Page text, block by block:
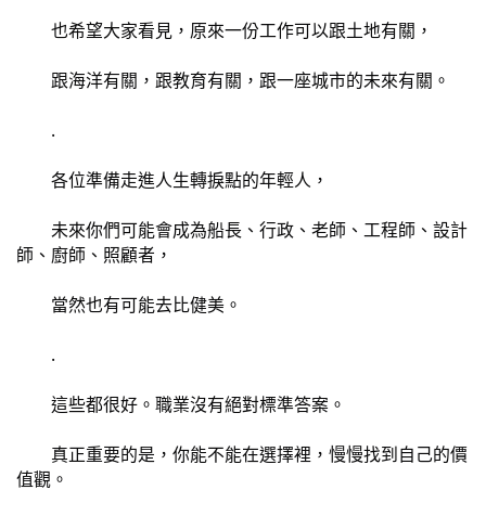
	也希望大家看見，原來一份工作可以跟土地有關，
	跟海洋有關，跟教育有關，跟一座城市的未來有關。
	.
	各位準備走進人生轉捩點的年輕人，
師、廚師、照顧者，
	當然也有可能去比健美。
	.
	這些都很好。職業沒有絕對標準答案。
值觀。